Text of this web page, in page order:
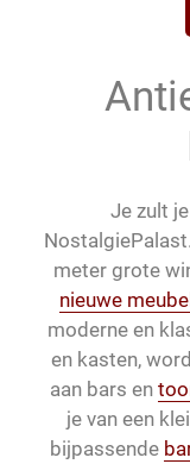
Je zult
meter grote
nieuwe
moderne en
en kasten,
aan bars en
je van een
bijpassende